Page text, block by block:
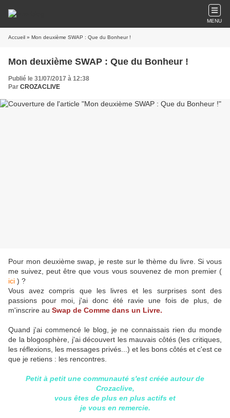
MENU
Accueil » Mon deuxième SWAP : Que du Bonheur !
Mon deuxième SWAP : Que du Bonheur !
Publié le 31/07/2017 à 12:38
Par CROZACLIVE
Pour mon deuxième swap, je reste sur le thème du livre. Si vous
me suivez, peut être que vous vous souvenez de mon premier (
ici ) ?
Vous avez compris que les livres et les surprises sont des
passions pour moi, j'ai donc été ravie une fois de plus, de
m'inscrire au Swap de Comme dans un Livre.
Quand j'ai commencé le blog, je ne connaissais rien du monde
de la blogosphère, j'ai découvert les mauvais côtés (les critiques,
les réflexions, les messages privés...) et les bons côtés et c'est ce
que je retiens : les rencontres.
Petit à petit une communauté s'est créée autour de
Crozaclive,
vous êtes de plus en plus actifs et
je vous en remercie.